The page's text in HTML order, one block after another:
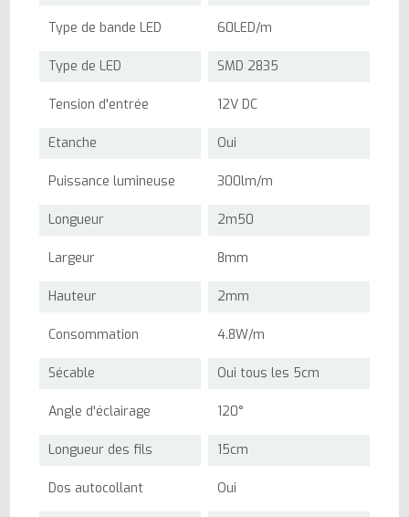
Type de bande LED 60LED/m
Type de LED SMD 2835
Tension d'entrée 12V DC
Etanche Oui
Puissance lumineuse 300lm/m
Longueur 2m50
Largeur 8mm
Hauteur 2mm
Consommation 4.8W/m
Sécable Oui tous les 5cm
Angle d'éclairage 120°
Longueur des fils 15cm
Dos autocollant Oui